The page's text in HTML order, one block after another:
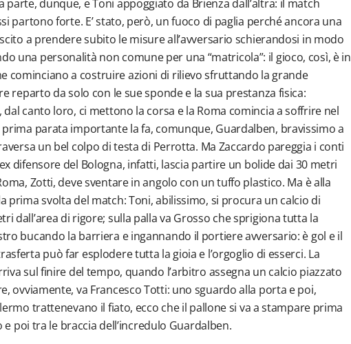
parte, dunque, e Toni appoggiato da Brienza dall’altra: il match
partono forte. E’ stato, però, un fuoco di paglia perché ancora una
a prendere subito le misure all’avversario schierandosi in modo
una personalità non comune per una “matricola”: il gioco, così, è in
cominciano a costruire azioni di rilievo sfruttando la grande
reparto da solo con le sue sponde e la sua prestanza fisica:
dal canto loro, ci mettono la corsa e la Roma comincia a soffrire nel
parata importante la fa, comunque, Guardalben, bravissimo a
un bel colpo di testa di Perrotta. Ma Zaccardo pareggia i conti
difensore del Bologna, infatti, lascia partire un bolide dai 30 metri
Zotti, deve sventare in angolo con un tuffo plastico. Ma è alla
prima svolta del match: Toni, abilissimo, si procura un calcio di
dall’area di rigore; sulla palla va Grosso che sprigiona tutta la
bucando la barriera e ingannando il portiere avversario: è gol e il
può far esplodere tutta la gioia e l’orgoglio di esserci. La
sul finire del tempo, quando l’arbitro assegna un calcio piazzato
ovviamente, va Francesco Totti: uno sguardo alla porta e poi,
trattenevano il fiato, ecco che il pallone si va a stampare prima
e poi tra le braccia dell’incredulo Guardalben.